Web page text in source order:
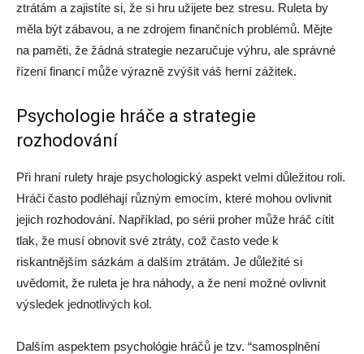
ztrátám a zajistíte si, že si hru užijete bez stresu. Ruleta by
měla být zábavou, a ne zdrojem finančních problémů. Mějte
na paměti, že žádná strategie nezaručuje výhru, ale správné
řízení financí může výrazně zvýšit váš herní zážitek.
Psychologie hráče a strategie
rozhodování
Při hraní rulety hraje psychologický aspekt velmi důležitou roli.
Hráči často podléhají různým emocím, které mohou ovlivnit
jejich rozhodování. Například, po sérii proher může hráč cítit
tlak, že musí obnovit své ztráty, což často vede k
riskantnějším sázkám a dalším ztrátám. Je důležité si
uvědomit, že ruleta je hra náhody, a že není možné ovlivnit
výsledek jednotlivých kol.
Dalším aspektem psychológie hráčů je tzv. “samosplnění